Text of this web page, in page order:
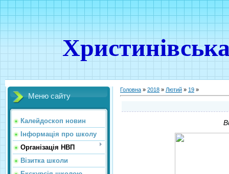
Меню сайту
Калейдоскоп новин
Інформація про школу
Організація НВП
Візитка школи
Головна » 2018 » Лютий » 19 »